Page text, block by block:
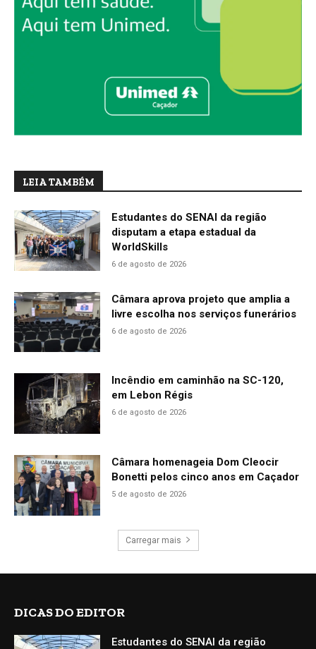
LEIA TAMBÉM
Estudantes do SENAI da região
disputam a etapa estadual da
WorldSkills
6 de agosto de 2026
Câmara aprova projeto que amplia a
livre escolha nos serviços funerários
6 de agosto de 2026
Incêndio em caminhão na SC-120,
em Lebon Régis
6 de agosto de 2026
Câmara homenageia Dom Cleocir
Bonetti pelos cinco anos em Caçador
5 de agosto de 2026
Carregar mais
DICAS DO EDITOR
Estudantes do SENAI da região